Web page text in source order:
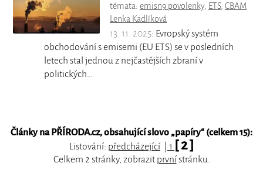
témata: emisn9 povolenky, ETS, CBAM
Lenka Kadlíková
13. 11. 2025: Evropský systém
obchodování s emisemi (EU ETS) se v posledních
letech stal jednou z nejčastějších zbraní v
politických…
Články na PŘÍRODA.cz, obsahující slovo „papíry“ (celkem 15):
Listování: předcházející 1 [ 2 ]
Celkem 2 stránky, zobrazitprvnístránku.